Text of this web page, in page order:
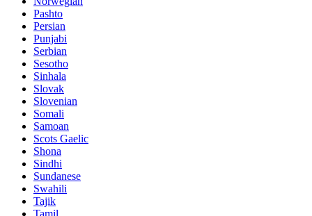
Pashto
Persian
Punjabi
Serbian
Sesotho
Sinhala
Slovak
Slovenian
Somali
Samoan
Scots Gaelic
Shona
Sindhi
Sundanese
Swahili
Tajik